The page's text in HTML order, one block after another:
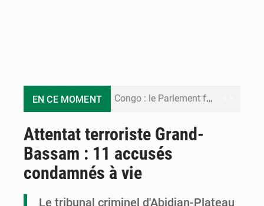
EN CE MOMENT Congo : le Parlement formule 28 recommandations sur le Cadre budgétaire 2027-2029
Le Congo se dote d’un programme national pour valoriser les produits forestiers non ligneux
Attentat terroriste Grand-
Bassam : 11 accusés
condamnés à vie
Le tribunal criminel d'Abidjan-Plateau